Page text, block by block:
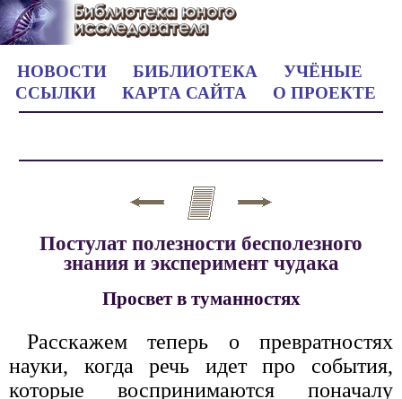
НОВОСТИ БИБЛИОТЕКА
УЧЁНЫЕ
ССЫЛКИ
КАРТА САЙТА О ПРОЕКТЕ
Постулат полезности бесполезного
знания и эксперимент чудака
Просвет в туманностях
Расскажем теперь о превратностях
науки, когда речь идет про события,
которые воспринимаются поначалу